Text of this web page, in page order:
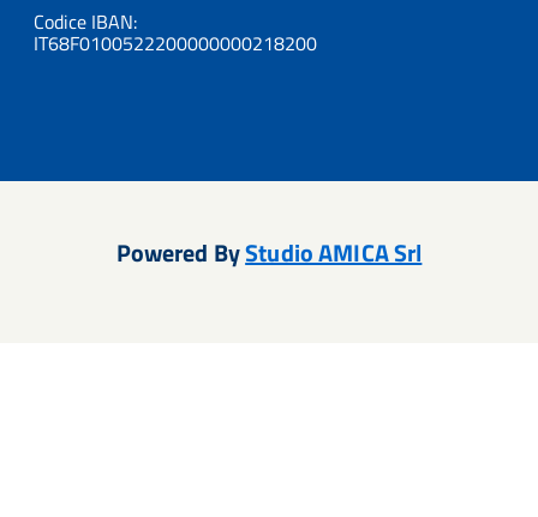
Codice IBAN:
IT68F0100522200000000218200
Powered ByStudio AMICA Srl